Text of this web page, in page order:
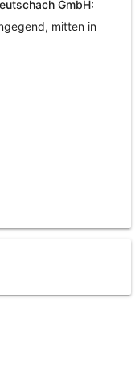
GmbH:
mitten in